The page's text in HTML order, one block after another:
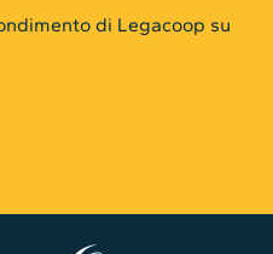
di Legacoop su